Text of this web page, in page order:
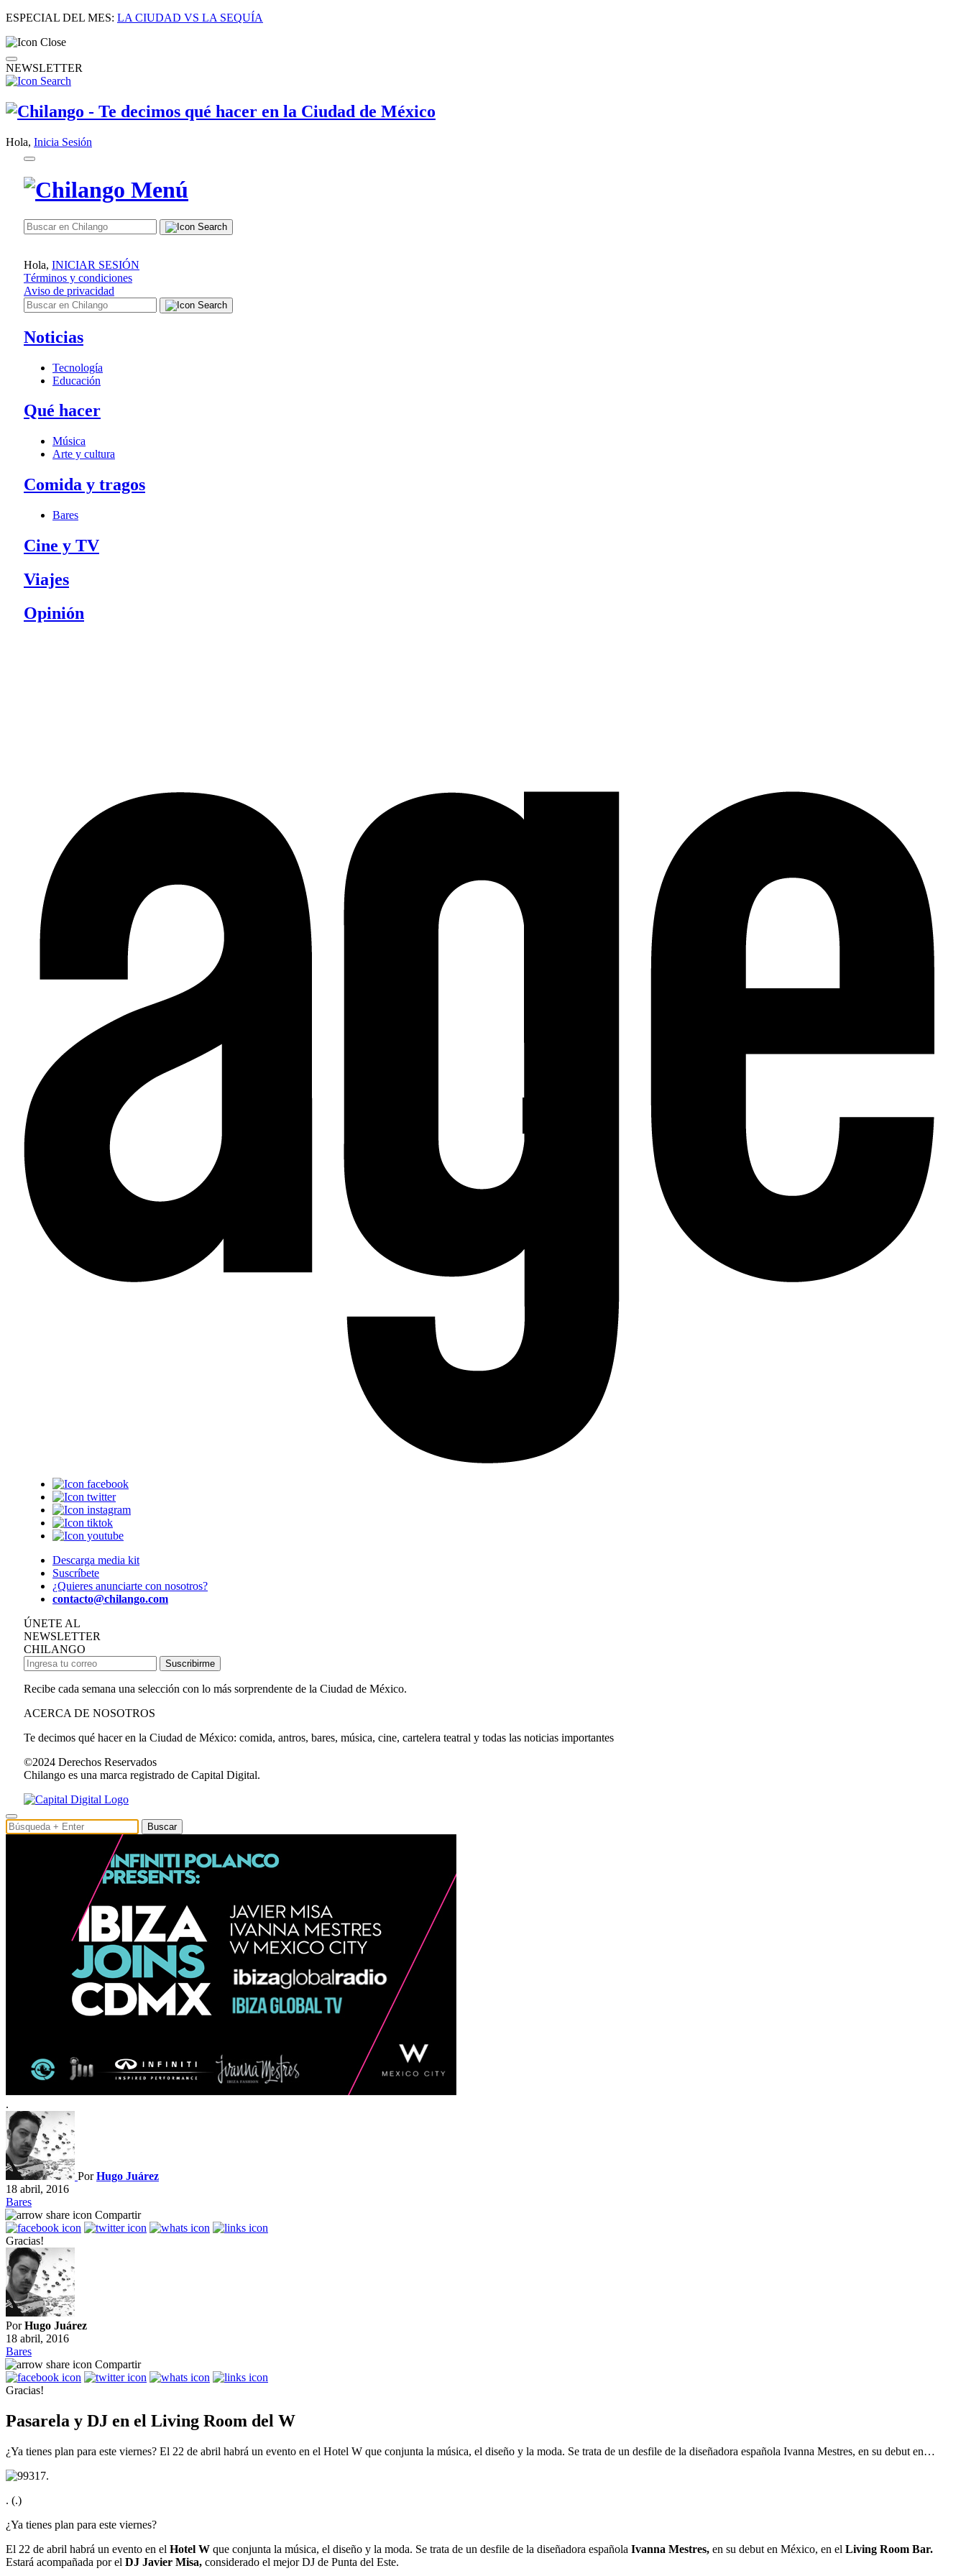
ESPECIAL DEL MES: LA CIUDAD VS LA SEQUÍA
NEWSLETTER
Hola, Inicia Sesión
Hola, INICIAR SESIÓN
Términos y condiciones
Aviso de privacidad
Noticias
Tecnología
Educación
Qué hacer
Música
Arte y cultura
Comida y tragos
Bares
Cine y TV
Viajes
Opinión
Descarga media kit
Suscríbete
¿Quieres anunciarte con nosotros?
contacto@chilango.com
ÚNETE AL
NEWSLETTER
CHILANGO
Suscribirme
Recibe cada semana una selección con lo más sorprendente de la Ciudad de México.
ACERCA DE NOSOTROS
Te decimos qué hacer en la Ciudad de México: comida, antros, bares, música, cine, cartelera teatral y todas las noticias importantes
©2024 Derechos Reservados
Chilango es una marca registrado de Capital Digital.
Buscar
.
PorHugo Juárez
18 abril, 2016
Bares
Compartir
Gracias!
PorHugo Juárez
18 abril, 2016
Bares
Compartir
Gracias!
Pasarela y DJ en el Living Room del W
¿Ya tienes plan para este viernes? El 22 de abril habrá un evento en el Hotel W que conjunta la música, el diseño y la moda. Se trata de un desfile de la diseñadora española Ivanna Mestres, en su debut en…
. (.)
¿Ya tienes plan para este viernes?
El 22 de abril habrá un evento en el Hotel W que conjunta la música, el diseño y la moda. Se trata de un desfile de la diseñadora española Ivanna Mestres, en su debut en México, en el Living Room Bar.
Estará acompañada por el DJ Javier Misa, considerado el mejor DJ de Punta del Este.